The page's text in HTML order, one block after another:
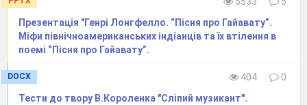
Презентація "Генрі Лонгфелло. “Пісня про Гайавату”.
Міфи північноамериканських індіанців та їх втілення в
поемі “Пісня про Гайавату”.
DOCX 404
0
Тести до твору В.Короленка "Сліпий музикант".